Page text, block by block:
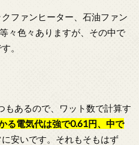
ファンヒーター、石油ファン
々色々ありますが、その中で
。
もあるので、ワット数で計算す
る電気代は強で0.61円、中で
安いです。それもそもはず